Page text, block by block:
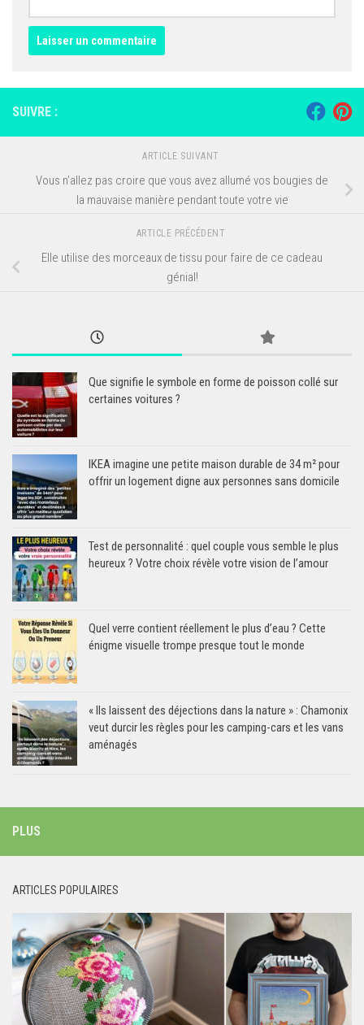
SUIVRE :
ARTICLE SUIVANT
Vous n’allez pas croire que vous avez allumé vos bougies de
la mauvaise manière pendant toute votre vie
ARTICLE PRÉCÉDENT
Elle utilise des morceaux de tissu pour faire de ce cadeau
génial!
Que signifie le symbole en forme de poisson collé sur
certaines voitures ?
IKEA imagine une petite maison durable de 34 m² pour
offrir un logement digne aux personnes sans domicile
Test de personnalité : quel couple vous semble le plus
heureux ? Votre choix révèle votre vision de l’amour
Quel verre contient réellement le plus d’eau ? Cette
énigme visuelle trompe presque tout le monde
« Ils laissent des déjections dans la nature » : Chamonix
veut durcir les règles pour les camping-cars et les vans
aménagés
PLUS
ARTICLES POPULAIRES